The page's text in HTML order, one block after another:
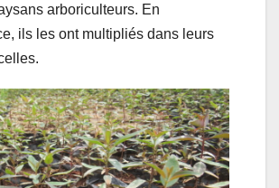
arboriculteurs. En
ils les ont multipliés dans leurs